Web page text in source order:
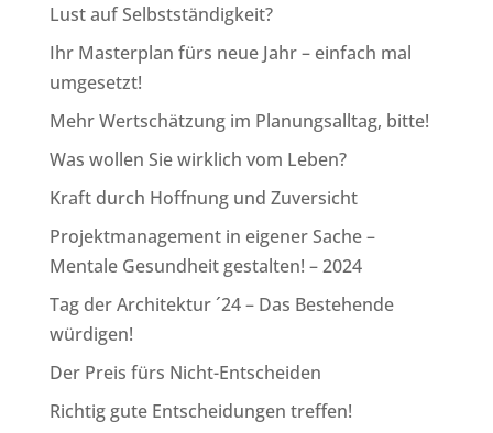
Lust auf Selbstständigkeit?
Ihr Masterplan fürs neue Jahr – einfach mal
umgesetzt!
Mehr Wertschätzung im Planungsalltag, bitte!
Was wollen Sie wirklich vom Leben?
Kraft durch Hoffnung und Zuversicht
Projektmanagement in eigener Sache –
Mentale Gesundheit gestalten! – 2024
Tag der Architektur ´24 – Das Bestehende
würdigen!
Der Preis fürs Nicht-Entscheiden
Richtig gute Entscheidungen treffen!